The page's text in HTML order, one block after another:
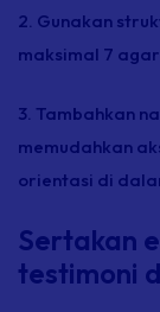
2. Gunakan
maksimal 7
3. Tambahkan
memudahkan
orientasi di
Sertakan
testimoni